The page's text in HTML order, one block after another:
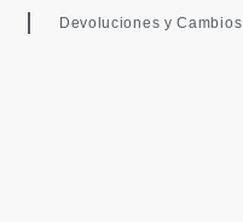
Devoluciones y Cambios